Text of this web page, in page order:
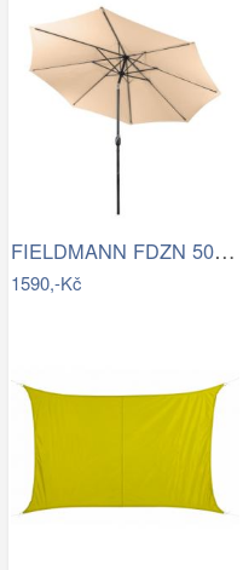
FIELDMANN FDZN 5006 Slunečník krémový 3…
1590,-Kč